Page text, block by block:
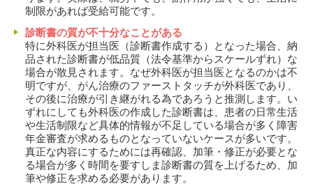
制限があれば受給可能です。
診断書の質が不十分なことがある
特に外科医が担当医（診断書作成する）となった場合、納
品された診断書が低品質（法令基準からスケールずれ）な
場合が散見されます。なぜ外科医が担当医となるのかは不
明ですが、がん治療のファーストタッチが外科医であり、
その後に治療が引き継がれる為であろうと推測します。い
ずれにしても外科医の作成した診断書は、患者の日常生活
や生活制限など具体的情報が不足している場合が多く障害
年金審査が求めるものとなっていないケースが多いです。
真正な内容にするためには再確認、加筆・修正が必要とな
る場合が多く時間を要すしま診断書の質を上げるため、加
筆や修正を求める必要があります。